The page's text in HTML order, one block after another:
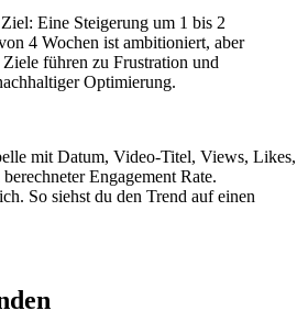
Eine Steigerung um 1 bis 2
4 Wochen ist ambitioniert, aber
führen zu Frustration und
Optimierung.
mit Datum, Video-Titel, Views, Likes,
Engagement Rate.
So siehst du den Trend auf einen